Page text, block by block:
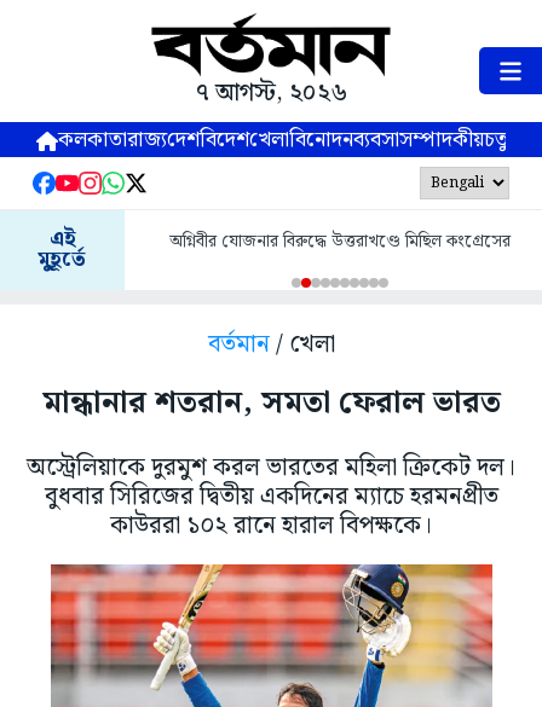
৭ আগস্ট, ২০২৬
কলকাতারাজ্যদেশবিদেশখেলাবিনোদনব্যবসাসম্পাদকীয়
এই
মুহূর্তে
অগ্নিবীর যোজনার বিরুদ্ধে উত্তরাখণ্ডে মিছিল কংগ্রেসের
বর্তমান/ খেলা
মান্ধানার শতরান, সমতা ফেরাল ভারত
অস্ট্রেলিয়াকে দুরমুশ করল ভারতের মহিলা ক্রিকেট দল।
বুধবার সিরিজের দ্বিতীয় একদিনের ম্যাচে হরমনপ্রীত
কাউররা ১০২ রানে হারাল বিপক্ষকে।